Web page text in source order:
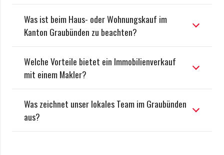
Was ist beim Haus- oder Wohnungskauf im
Kanton Graubünden zu beachten?
Welche Vorteile bietet ein Immobilienverkauf
mit einem Makler?
Was zeichnet unser lokales Team im Graubünden
aus?